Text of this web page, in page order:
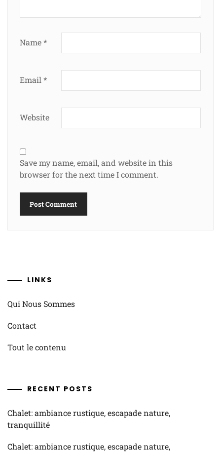
Name*
Email *
Website
Save my name, email, and website in this
browser for the next time I comment.
LINKS
Qui Nous Sommes
Contact
Tout le contenu
RECENT POSTS
Chalet: ambiance rustique, escapade nature,
tranquillité
Chalet: ambiance rustique, escapade nature,